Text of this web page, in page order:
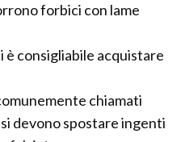
forbici con lame
è consigliabile acquistare
chiamati
devono spostare ingenti